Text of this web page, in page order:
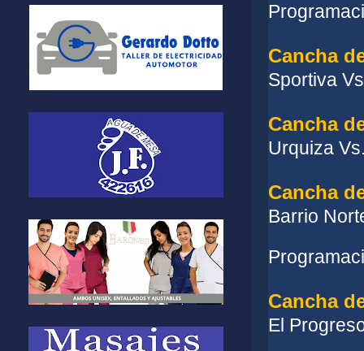
Cancha
Sportiva
Cancha
Urquiza
Cancha
Barrio
Cancha
El